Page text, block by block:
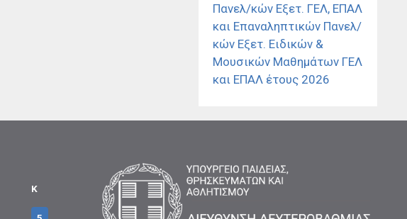
Πανελ/κών Εξετ. ΓΕΛ, ΕΠΑΛ
και Επαναληπτικών Πανελ/
κών Εξετ. Ειδικών &
Μουσικών Μαθημάτων ΓΕΛ
και ΕΠΑΛ έτους 2026
Κ